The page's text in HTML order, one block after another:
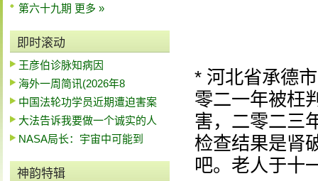
第六十九期 更多 »
即时滚动
王彦伯诊脉知病因
海外一周简讯(2026年8
中国法轮功学员近期遭迫害案
大法告诉我要做一个诚实的人
NASA局长：宇宙中可能到
神韵特辑
* 河北省承德
零二一年被枉
害，二零二三
检查结果是肾
吧。老人于十